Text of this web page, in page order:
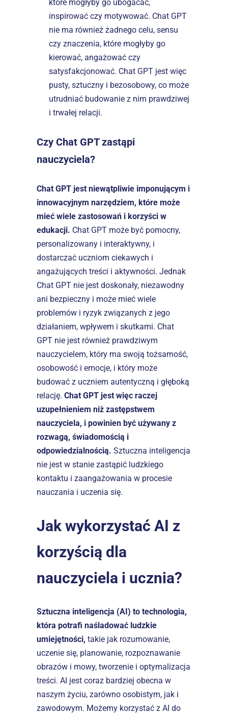
które mogłyby go ubogacać,
inspirować czy motywować. Chat GPT
nie ma również żadnego celu, sensu
czy znaczenia, które mogłyby go
kierować, angażować czy
satysfakcjonować. Chat GPT jest więc
pusty, sztuczny i bezosobowy, co może
utrudniać budowanie z nim prawdziwej
i trwałej relacji.
Czy Chat GPT zastąpi
nauczyciela?
Chat GPT jest niewątpliwie imponującym i
innowacyjnym narzędziem, które może
mieć wiele zastosowań i korzyści w
edukacji. Chat GPT może być pomocny,
personalizowany i interaktywny, i
dostarczać uczniom ciekawych i
angażujących treści i aktywności. Jednak
Chat GPT nie jest doskonały, niezawodny
ani bezpieczny i może mieć wiele
problemów i ryzyk związanych z jego
działaniem, wpływem i skutkami. Chat
GPT nie jest również prawdziwym
nauczycielem, który ma swoją tożsamość,
osobowość i emocje, i który może
budować z uczniem autentyczną i głęboką
relację. Chat GPT jest więc raczej
uzupełnieniem niż zastępstwem
nauczyciela, i powinien być używany z
rozwagą, świadomością i
odpowiedzialnością. Sztuczna inteligencja
nie jest w stanie zastąpić ludzkiego
kontaktu i zaangażowania w procesie
nauczania i uczenia się.
Jak wykorzystać AI z
korzyścią dla
nauczyciela i ucznia?
Sztuczna inteligencja (AI) to technologia,
która potrafi naśladować ludzkie
umiejętności, takie jak rozumowanie,
uczenie się, planowanie, rozpoznawanie
obrazów i mowy, tworzenie i optymalizacja
treści. AI jest coraz bardziej obecna w
naszym życiu, zarówno osobistym, jak i
zawodowym. Możemy korzystać z AI do